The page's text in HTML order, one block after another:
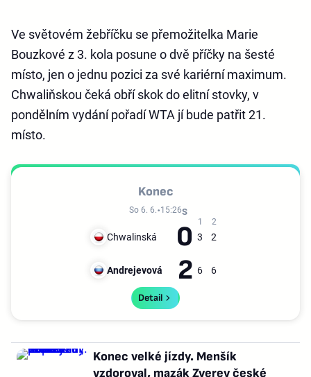
Ve světovém žebříčku se přemožitelka Marie
Bouzkové z 3. kola posune o dvě příčky na šesté
místo, jen o jednu pozici za své kariérní maximum.
Chwaliňskou čeká obří skok do elitní stovky, v
pondělním vydání pořadí WTA jí bude patřit 21.
místo.
Konec
So 6. 6. 15:26
Chwalinská 0 3 2
Andrejevová 2 6 6
Detail
Konec velké jízdy. Menšík
vzdoroval, mazák Zverev české